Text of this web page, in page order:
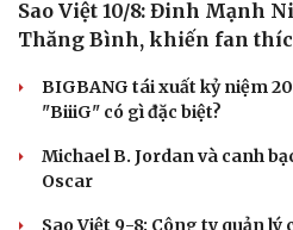
Sao Việt 10/8: Đinh Mạnh
Thăng Bình, khiến fan
BIGBANG tái xuất kỷ niệm
"BiiiG" có gì đặc biệt?
Michael B. Jordan và canh
Oscar
Sao Việt 9-8: Công ty quản lý